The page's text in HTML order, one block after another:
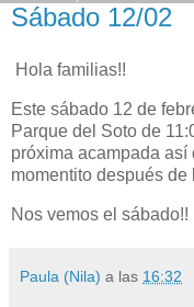
Sábado 12/02
Hola familias!!
Este sábado 12 de
Parque del Soto de
próxima acampada
momentito después de
Nos vemos el sábado!!
Paula (Nila) a las 16:32